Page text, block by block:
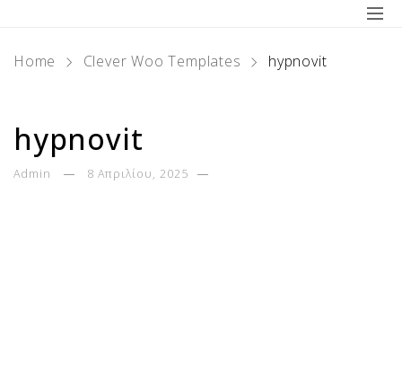
Home Clever Woo Templates hypnovit
hypnovit
Admin 8 Απριλίου, 2025